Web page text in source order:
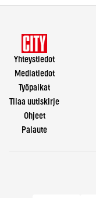
Yhteystiedot
Mediatiedot
Työpaikat
Tilaa uutiskirje
Ohjeet
Palaute